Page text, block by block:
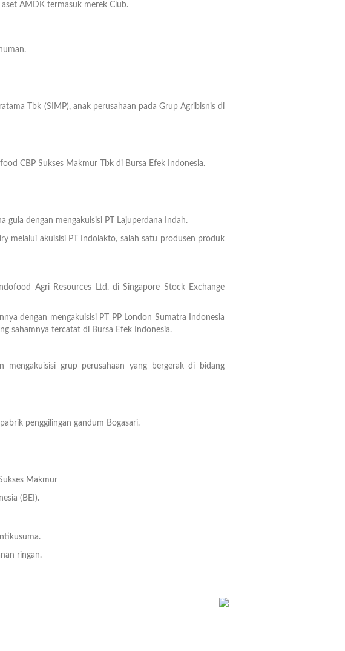
AMDK termasuk merek Club.
Tbk (SIMP), anak perusahaan pada Grup Agribisnis di
CBP Sukses Makmur Tbk di Bursa Efek Indonesia.
gula dengan mengakuisisi PT Lajuperdana Indah.
melalui akuisisi PT Indolakto, salah satu produsen produk
Agri Resources Ltd. di Singapore Stock Exchange
dengan mengakuisisi PT PP London Sumatra Indonesia
sahamnya tercatat di Bursa Efek Indonesia.
mengakuisisi grup perusahaan yang bergerak di bidang
penggilingan gandum Bogasari.
Makmur
(BEI).
ringan.